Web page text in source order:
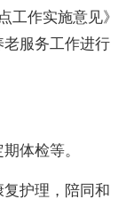
工作实施意见》
服务工作进行
体检等。
护理，陪同和